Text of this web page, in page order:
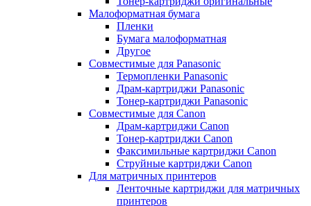
Малоформатная бумага
Пленки
Бумага малоформатная
Другое
Совместимые для Panasonic
Термопленки Panasonic
Драм-картриджи Panasonic
Тонер-картриджи Panasonic
Совместимые для Canon
Драм-картриджи Canon
Тонер-картриджи Canon
Факсимильные картриджи Canon
Струйные картриджи Canon
Для матричных принтеров
Ленточные картриджи для матричных
принтеров